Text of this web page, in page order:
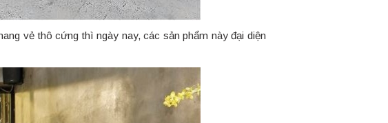
vẻ thô cứng thì ngày nay, các sản phẩm này đại diện